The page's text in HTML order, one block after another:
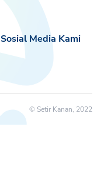
Sosial Media Kami
© Setir Kanan, 2022